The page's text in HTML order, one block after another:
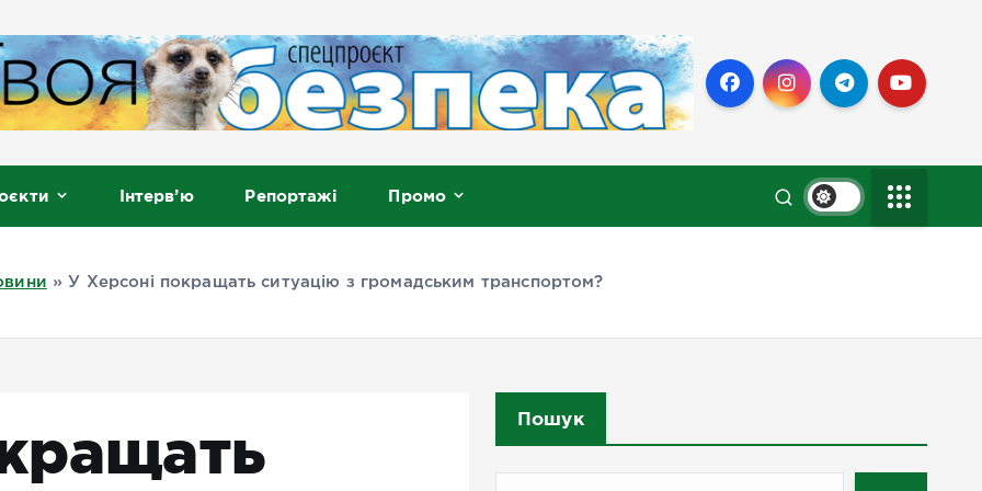
Інтерв’ю Репортажі Промо
» У Херсоні покращать ситуацію з громадським транспортом?
Пошук